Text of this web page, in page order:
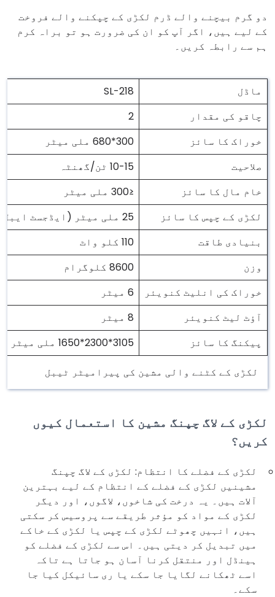
دو گرم بیچنے والے ڈرم لکڑی کے چپکنے والے فروخت
کے لیے ہیں، اگر آپ کو ان کی ضرورت ہو تو براہ کرم
ہم سے رابطہ کریں۔
ماڈل
SL-218
چاقو کی مقدار
2
خوراک کا سائز
300*680 ملی میٹر
صلاحیت
10-15 ٹن/گھنٹہ
خام مال کا سائز
≤300 ملی میٹر
لکڑی کے چپس کا سائز
25 ملی میٹر (ایڈجسٹ ایبل)
بنیادی طاقت
110 کلو واٹ
وزن
8600 کلوگرام
خوراک کی انلیٹ کنویئر
6 میٹر
آؤٹ لیٹ کنویئر
8 میٹر
پیکنگ کا سائز
3105*2300*1650 ملی میٹر
لکڑی کے کٹنے والی مشین کی پیرامیٹر ٹیبل
لکڑی کے لاگ چپنگ مشین کا استعمال کیوں
کریں؟
لکڑی کے فضلے کا انتظام: لکڑی کے لاگ چپنگ
مشینیں لکڑی کے فضلے کے انتظام کے لیے بہترین
آلات ہیں۔ یہ درخت کی شاخوں، لاگوں، اور دیگر
لکڑی کے مواد کو مؤثر طریقے سے پروسیس کر سکتی
ہیں، انہیں چھوٹے لکڑی کے چپس یا لکڑی کے خاکے
میں تبدیل کر دیتی ہیں۔ اس سے لکڑی کے فضلے کو
ہینڈل اور منتقل کرنا آسان ہو جاتا ہے تاکہ
اسے ٹھکانے لگایا جا سکے یا ری سائیکل کیا جا
سکے۔